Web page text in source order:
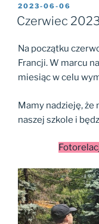
OPUBLIKOWANE
W
2023-06-06
Czerwiec
Na początku
Francji. W marcu
miesiąc w celu
Mamy nadzieję, że
naszej szkole i